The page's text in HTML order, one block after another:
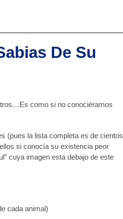
De Su
como si no conociéramos
(pues la lista completa es de cientos
si conocía su existencia peor
cuya imagen esta debajo de este
cada animal)